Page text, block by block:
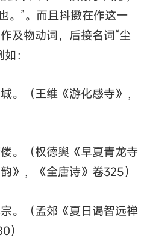
。”。而且抖擞在作这一
及物动词，后接名词“尘
：
。（王维《游化感寺》，
。（权德舆《早夏青龙寺
》，《全唐诗》卷325）
。（孟郊《夏日谒智远禅
）